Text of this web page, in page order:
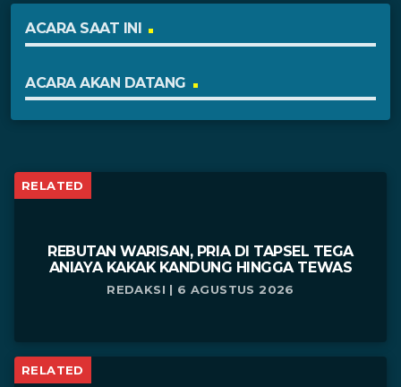
ACARA SAAT INI
ACARA AKAN DATANG
RELATED
REBUTAN WARISAN, PRIA DI TAPSEL TEGA
ANIAYA KAKAK KANDUNG HINGGA TEWAS
REDAKSI | 6 AGUSTUS 2026
RELATED